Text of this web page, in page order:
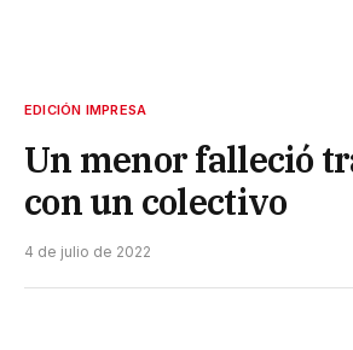
EDICIÓN IMPRESA
Un menor falleció
con un colectivo
4 de julio de 2022